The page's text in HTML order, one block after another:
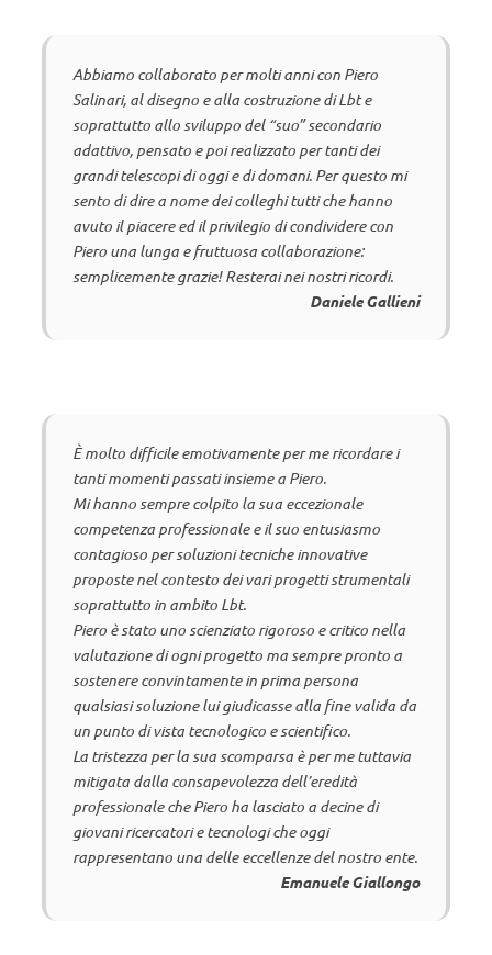
Abbiamo collaborato per molti anni con Piero
Salinari, al disegno e alla costruzione di Lbt e
soprattutto allo sviluppo del “suo” secondario
adattivo, pensato e poi realizzato per tanti dei
grandi telescopi di oggi e di domani. Per questo mi
sento di dire a nome dei colleghi tutti che hanno
avuto il piacere ed il privilegio di condividere con
Piero una lunga e fruttuosa collaborazione:
semplicemente grazie! Resterai nei nostri ricordi.
Daniele Gallieni
È molto difficile emotivamente per me ricordare i
tanti momenti passati insieme a Piero.
Mi hanno sempre colpito la sua eccezionale
competenza professionale e il suo entusiasmo
contagioso per soluzioni tecniche innovative
proposte nel contesto dei vari progetti strumentali
soprattutto in ambito Lbt.
Piero è stato uno scienziato rigoroso e critico nella
valutazione di ogni progetto ma sempre pronto a
sostenere convintamente in prima persona
qualsiasi soluzione lui giudicasse alla fine valida da
un punto di vista tecnologico e scientifico.
La tristezza per la sua scomparsa è per me tuttavia
mitigata dalla consapevolezza dell’eredità
professionale che Piero ha lasciato a decine di
giovani ricercatori e tecnologi che oggi
rappresentano una delle eccellenze del nostro ente.
Emanuele Giallongo